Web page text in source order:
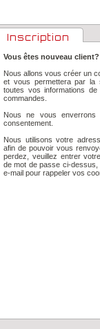
Inscription
Vous êtes nouveau client?
Nous allons vous créer un
et vous permettera par
toutes vos informations
commandes.
Nous ne vous
consentement.
Nous utilisons votre
afin de pouvoir vous
perdez, veuillez entrer
de mot de passe ci-
e-mail pour rappeler vos